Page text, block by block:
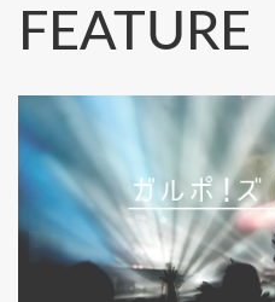
FEATURE